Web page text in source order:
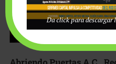
Da click para descargar